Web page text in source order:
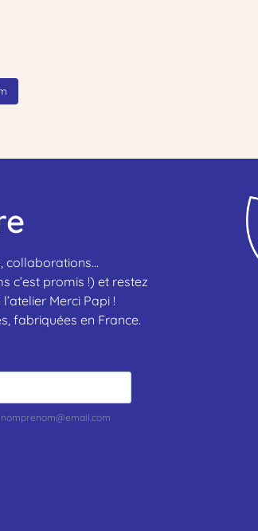
collaborations…
c’est promis !) et restez
Merci Papi !
fabriquées en France.